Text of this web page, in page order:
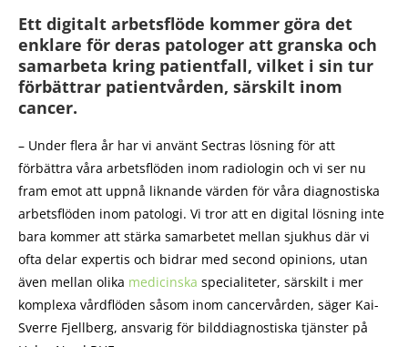
Ett digitalt arbetsflöde kommer göra det
enklare för deras patologer att granska och
samarbeta kring patientfall, vilket i sin tur
förbättrar patientvården, särskilt inom
cancer.
– Under flera år har vi använt Sectras lösning för att
förbättra våra arbetsflöden inom radiologin och vi ser nu
fram emot att uppnå liknande värden för våra diagnostiska
arbetsflöden inom patologi. Vi tror att en digital lösning inte
bara kommer att stärka samarbetet mellan sjukhus där vi
ofta delar expertis och bidrar med second opinions, utan
även mellan olika medicinska specialiteter, särskilt i mer
komplexa vårdflöden såsom inom cancervården, säger Kai-
Sverre Fjellberg, ansvarig för bilddiagnostiska tjänster på